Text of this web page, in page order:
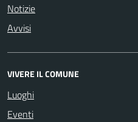
Notizie
Avvisi
VIVERE IL COMUNE
Luoghi
Eventi